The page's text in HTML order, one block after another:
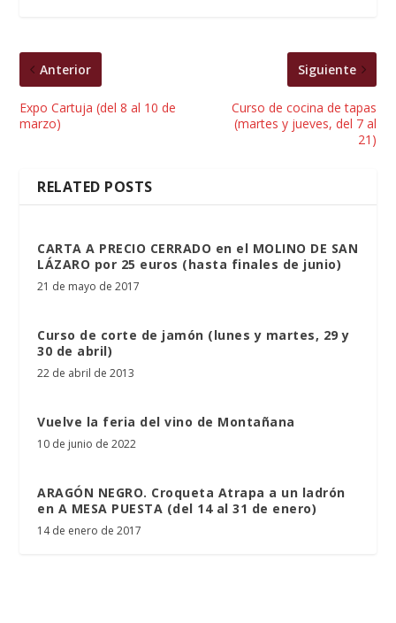
Anterior
Expo Cartuja (del 8 al 10 de
marzo)
Siguiente
Curso de cocina de tapas
(martes y jueves, del 7 al
21)
RELATED POSTS
CARTA A PRECIO CERRADO en el MOLINO DE SAN
LÁZARO por 25 euros (hasta finales de junio)
21 de mayo de 2017
Curso de corte de jamón (lunes y martes, 29 y
30 de abril)
22 de abril de 2013
Vuelve la feria del vino de Montañana
10 de junio de 2022
ARAGÓN NEGRO. Croqueta Atrapa a un ladrón
en A MESA PUESTA (del 14 al 31 de enero)
14 de enero de 2017